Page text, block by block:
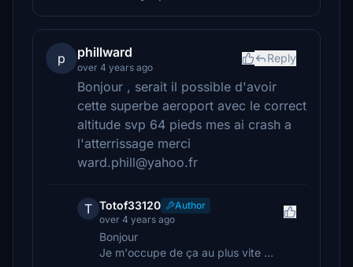
p phillward
over 4 years ago
Reply
Bonjour , serait il possible d'avoir
cette superbe aeroport avec le correct
altitude svp 64 pieds mes ai crash a
l'atterrissage merci
ward.phill@yahoo.fr
T Totof33120
Author
over 4 years ago
Bonjour
Je m'occupe de ça au plus vite ...